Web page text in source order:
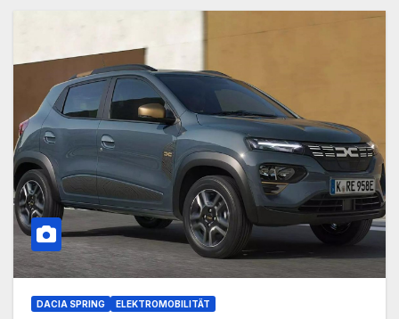
DACIA SPRING ELEKTROMOBILITÄT